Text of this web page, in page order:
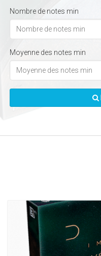
Nombre de notes min
Moyenne des notes min